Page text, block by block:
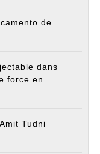
de
dans
force en
Tudni